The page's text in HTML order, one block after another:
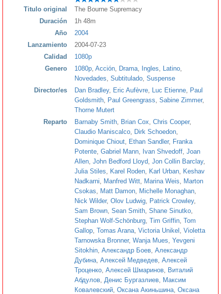
Titulo original
The Bourne Supremacy
Duración
1h 48m
Año
2004
Lanzamiento
2004-07-23
Calidad
1080p
Genero
1080p Acción Drama Ingles Latino
Novedades Subtitulado Suspense
Director/es
Dan Bradley, Eric Aufèvre Luc Etienne
Paul
Goldsmith
Paul Greengrass Sabine Zimmer,
Thorne Mutert
Reparto
Barnaby Smith Brian Cox Chris Cooper,
Claudio Maniscalco
Dirk Schoedon
Dominique Chiout
Ethan Sandler, Franka
Potente Gabriel Mann Ivan Shvedoff Joan
Allen John Bedford Lloyd Jon Collin Barclay,
Julia Stiles
Karel Roden Karl Urban
Keshav
Nadkarni
Manfred Witt Marina Weis
Marton
Csokas
Matt Damon Michelle Monaghan
Nick Wilder, Olov Ludwig Patrick Crowley,
Sam Brown Sean Smith Shane Sinutko
Stephan Wolf-Schönburg Tim Griffin Tom
Gallop Tomas Arana Victoria Unikel
Violetta
Tarnowska Bronner, Wanja Mues Yevgeni
Sitokhin Александр Боев Александр
Дубина Алексей Медведев Алексей
Троценко Алексей Шмаринов
Виталий
Абдулов Денис Бургазлиев
Максим
Ковалевский Оксана Акиньшина Оксана